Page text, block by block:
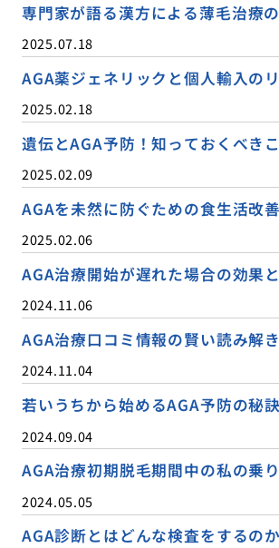
専門家が語る漢方による薄毛治療
2025.07.18
AGA薬ジェネリックと個人輸入の
2025.02.18
遺伝とAGA予防！知っておくべき
2025.02.09
AGAを未然に防ぐための食生活改善
2025.02.06
AGA治療開始が遅れた場合の効果
2024.11.06
AGA治療口コミ情報の賢い読み解
2024.11.04
若いうちから始めるAGA予防の秘訣
2024.09.04
AGA治療初期脱毛期間中の私の乗
2024.05.05
AGA診断とはどんな検査をするのか